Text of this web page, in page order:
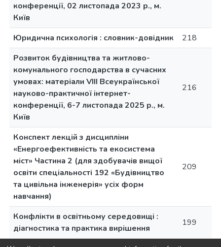
конференції, 02 листопада 2023 р., м.
Київ
Юридична психологія : словник-довідник
218
Розвиток будівництва та житлово-
комунального господарства в сучасних
умовах: матеріали VIII Всеукраїнської
науково-практичної інтернет-
конференції, 6-7 листопада 2025 р., м.
Київ
216
Конспект лекцій з дисципліни
«Енергоефективність та екосистема
міст» Частина 2 (для здобувачів вищої
освіти спеціальності 192 «Будівництво
та цивільна інженерія» усіх форм
навчання)
209
Конфлікти в освітньому середовищі :
діагностика та практика вирішення
199